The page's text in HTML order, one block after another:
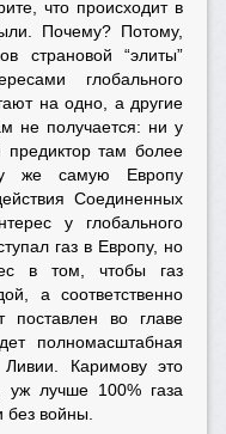
что происходит в
Почему? Потому,
страновой “элиты”
глобального
на одно, а другие
не получается: ни у
там более
же самую Европу
Соединенных
у глобального
газ в Европу, но
в том, чтобы газ
а соответственно
поставлен во главе
полномасштабная
Каримову это
уж лучше 100% газа
без войны.